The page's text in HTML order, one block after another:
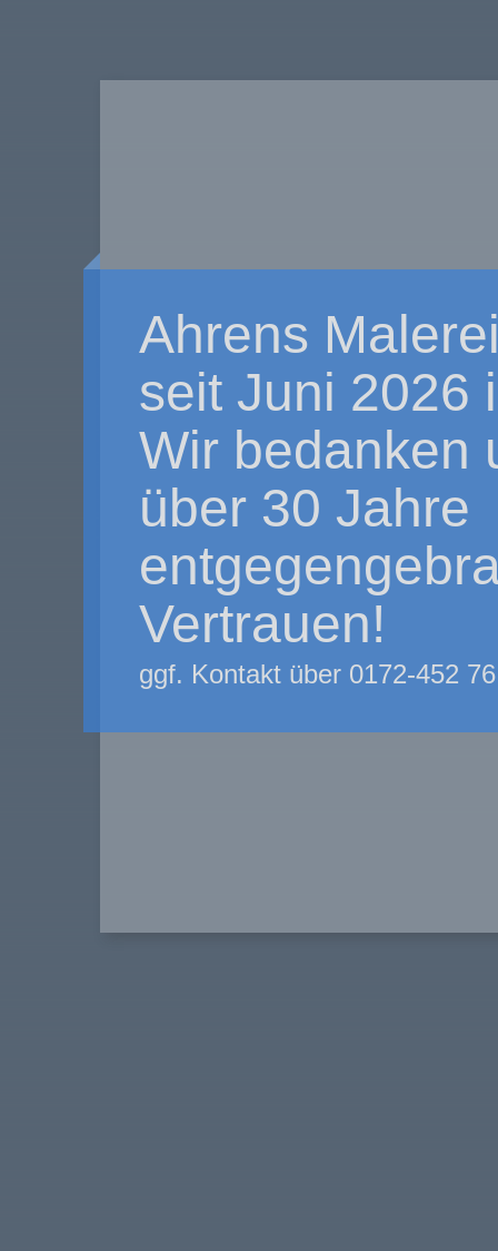
Ahrens
seit Juni 2026
Wir bedanken
über 30 Jahre
Vertrauen!
ggf. Kontakt über 0172-452